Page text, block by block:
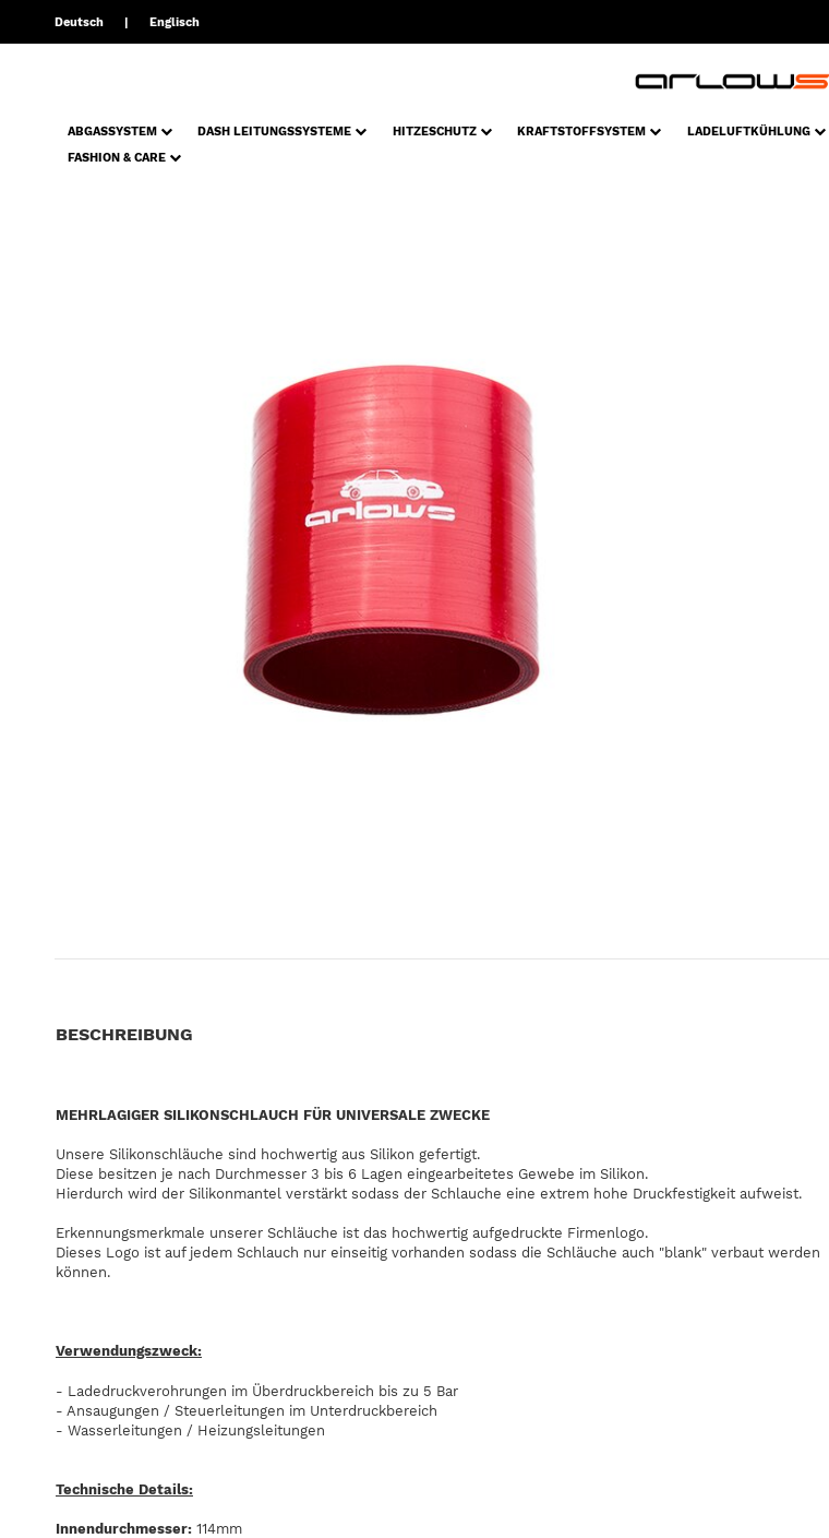
Deutsch Englisch
ABGASSYSTEM DASH LEITUNGSSYSTEME HITZESCHUTZ KRAFTSTOFFSYSTEM LADELUFTKÜHLUNG
FASHION & CARE
BESCHREIBUNG
MEHRLAGIGER SILIKONSCHLAUCH FÜR UNIVERSALE ZWECKE
Unsere Silikonschläuche sind hochwertig aus Silikon gefertigt.
Diese besitzen je nach Durchmesser 3 bis 6 Lagen eingearbeitetes Gewebe im Silikon.
Hierdurch wird der Silikonmantel verstärkt sodass der Schlauche eine extrem hohe Druckfestigkeit aufweist.
Erkennungsmerkmale unserer Schläuche ist das hochwertig aufgedruckte Firmenlogo.
Dieses Logo ist auf jedem Schlauch nur einseitig vorhanden sodass die Schläuche auch "blank" verbaut werden
können.
Verwendungszweck:
- Ladedruckverohrungen im Überdruckbereich bis zu 5 Bar
- Ansaugungen / Steuerleitungen im Unterdruckbereich
- Wasserleitungen / Heizungsleitungen
Technische Details:
Innendurchmesser: 114mm